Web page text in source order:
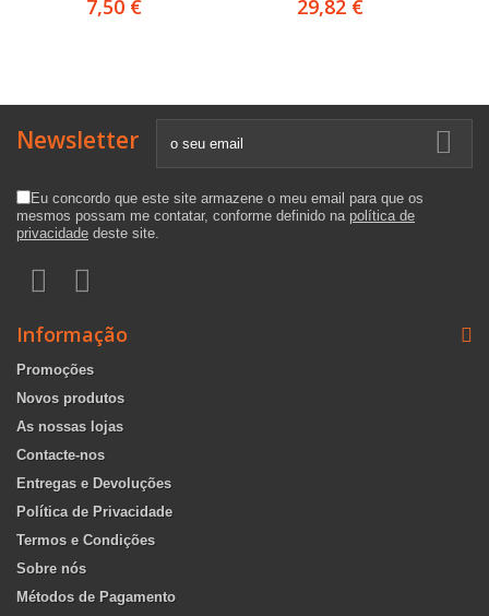
7,50 € 29,82 €
Newsletter
Eu concordo que este site armazene o meu email para que os
mesmos possam me contatar, conforme definido na política de
privacidade deste site.
Informação
Promoções
Novos produtos
As nossas lojas
Contacte-nos
Entregas e Devoluções
Política de Privacidade
Termos e Condições
Sobre nós
Métodos de Pagamento